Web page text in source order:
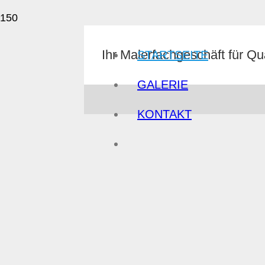
Ihr Malerfachgeschäft für
STARTSEITE
GALERIE
KONTAKT